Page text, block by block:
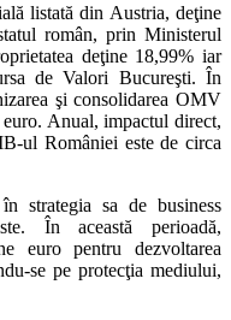
listată din Austria, deţine
român, prin Ministerul
deţine 18,99% iar
de Valori Bucureşti. În
şi consolidarea OMV
Anual, impactul direct,
ul României este de circa
strategia sa de business
În această perioadă,
euro pentru dezvoltarea
se pe protecţia mediului,